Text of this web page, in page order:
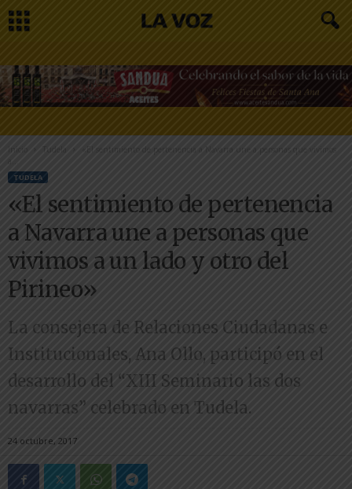
Inicio Tudela
«El sentimiento de pertenencia a Navarra une a personas que vivimos
TUDELA
«El sentimiento de pertenencia
a Navarra une a personas que
vivimos a un lado y otro del
Pirineo»
La consejera de Relaciones Ciudadanas e
Institucionales, Ana Ollo, participó en el
desarrollo del “XIII Seminario las dos
navarras” celebrado en Tudela.
24 octubre, 2017